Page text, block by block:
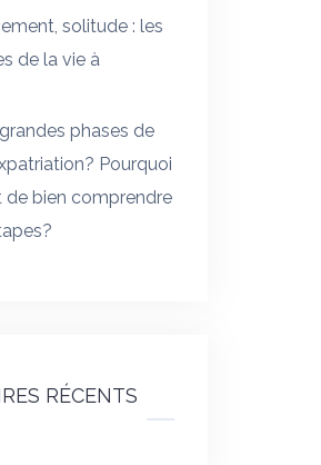
solitude : les
de la vie à
phases de
Pourquoi
bien comprendre
RÉCENTS